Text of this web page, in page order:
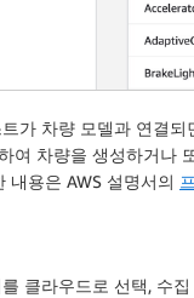
가 차량 모델과 연결
여 차량을 생성하거나
내용은 AWS 설명서의
클라우드로 선택, 수